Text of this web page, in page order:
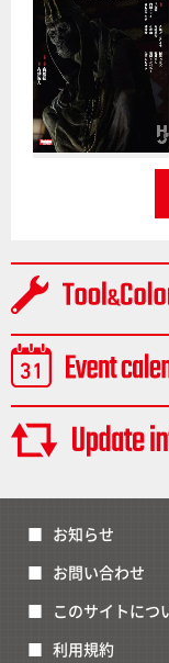
お知らせ
お問い合わせ
このサイトにつ
利用規約